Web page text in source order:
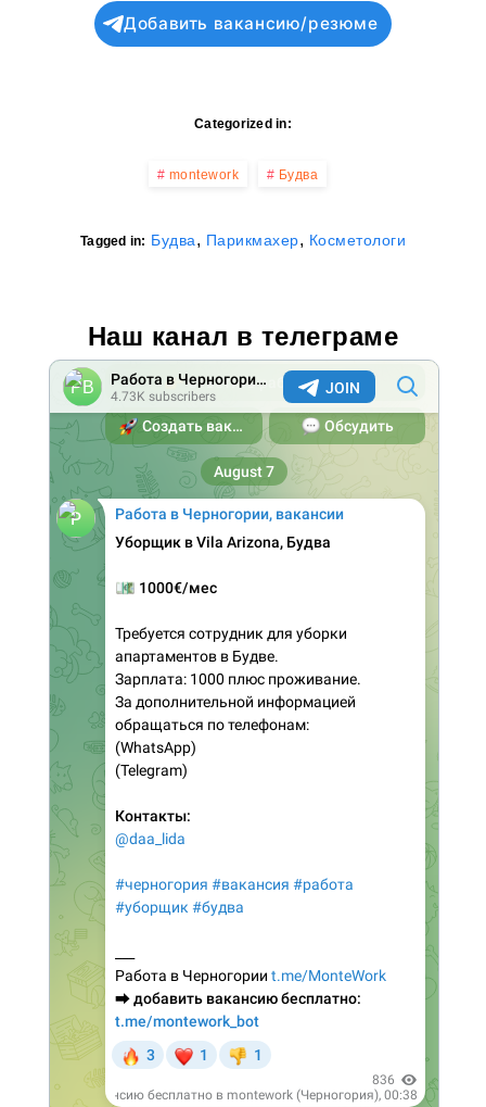
Добавить вакансию/резюме
Categorized in:
montework Будва
Tagged in: Будва, Парикмахер, Косметологи
Наш канал в телеграме